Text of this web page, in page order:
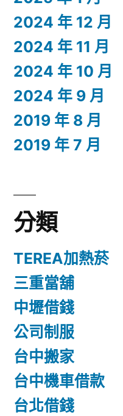
2024 年 12 月
2024 年 11 月
2024 年 10 月
2024 年 9 月
2019 年 8 月
2019 年 7 月
分類
TEREA加熱菸
三重當舖
中壢借錢
公司制服
台中搬家
台中機車借款
台北借錢